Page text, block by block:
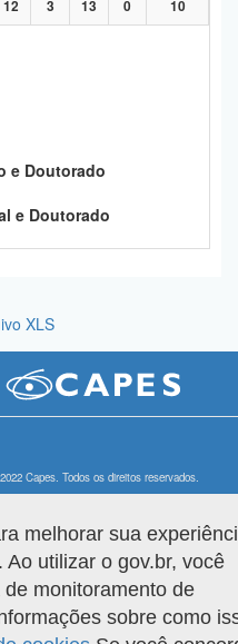
12 3 13 0 10
e Doutorado
e Doutorado
XLS
Capes. Todos os direitos reservados.
melhorar sua
utilizar o gov.br, você
monitoramento de
sobre como